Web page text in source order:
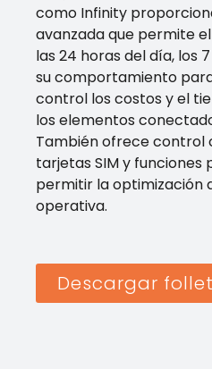
como Infinity
avanzada que permite
las 24 horas del día, los
su comportamiento
control los costos y el
los elementos
También ofrece control
tarjetas SIM y funciones
permitir la optimización
operativa.
Descargar